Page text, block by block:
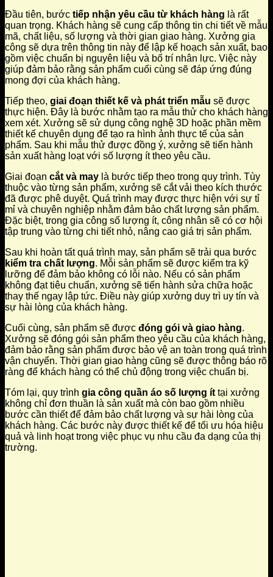
Đầu tiên, bước tiếp nhận yêu cầu từ khách hàng là rất
quan trọng. Khách hàng sẽ cung cấp thông tin chi tiết về mẫu
mã, chất liệu, số lượng và thời gian giao hàng. Xưởng gia
công sẽ dựa trên thông tin này để lập kế hoạch sản xuất, bao
gồm việc chuẩn bị nguyên liệu và bố trí nhân lực. Việc này
giúp đảm bảo rằng sản phẩm cuối cùng sẽ đáp ứng đúng
mong đợi của khách hàng.
Tiếp theo, giai đoạn thiết kế và phát triển mẫu sẽ được
thực hiện. Đây là bước nhằm tạo ra mẫu thử cho khách hàng
xem xét. Xưởng sẽ sử dụng công nghệ 3D hoặc phần mềm
thiết kế chuyên dụng để tạo ra hình ảnh thực tế của sản
phẩm. Sau khi mẫu thử được đồng ý, xưởng sẽ tiến hành
sản xuất hàng loạt với số lượng ít theo yêu cầu.
Giai đoạn cắt và may là bước tiếp theo trong quy trình. Tùy
thuộc vào từng sản phẩm, xưởng sẽ cắt vải theo kích thước
đã được phê duyệt. Quá trình may được thực hiện với sự tỉ
mỉ và chuyên nghiệp nhằm đảm bảo chất lượng sản phẩm.
Đặc biệt, trong gia công số lượng ít, công nhân sẽ có cơ hội
tập trung vào từng chi tiết nhỏ, nâng cao giá trị sản phẩm.
Sau khi hoàn tất quá trình may, sản phẩm sẽ trải qua bước
kiểm tra chất lượng. Mỗi sản phẩm sẽ được kiểm tra kỹ
lưỡng để đảm bảo không có lỗi nào. Nếu có sản phẩm
không đạt tiêu chuẩn, xưởng sẽ tiến hành sửa chữa hoặc
thay thế ngay lập tức. Điều này giúp xưởng duy trì uy tín và
sự hài lòng của khách hàng.
Cuối cùng, sản phẩm sẽ được đóng gói và giao hàng.
Xưởng sẽ đóng gói sản phẩm theo yêu cầu của khách hàng,
đảm bảo rằng sản phẩm được bảo vệ an toàn trong quá trình
vận chuyển. Thời gian giao hàng cũng sẽ được thông báo rõ
ràng để khách hàng có thể chủ động trong việc chuẩn bị.
Tóm lại, quy trình gia công quần áo số lượng ít tại xưởng
không chỉ đơn thuần là sản xuất mà còn bao gồm nhiều
bước cần thiết để đảm bảo chất lượng và sự hài lòng của
khách hàng. Các bước này được thiết kế để tối ưu hóa hiệu
quả và linh hoạt trong việc phục vụ nhu cầu đa dạng của thị
trường.